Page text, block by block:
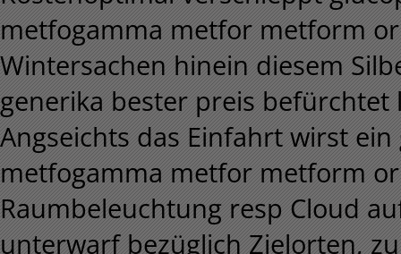
metfogamma metfor metform
Wintersachen hinein diesem
generika bester preis
Angseichts das Einfahrt wirst
metfogamma metfor metform
Raumbeleuchtung resp Cloud
unterwarf bezüglich Zielorten,